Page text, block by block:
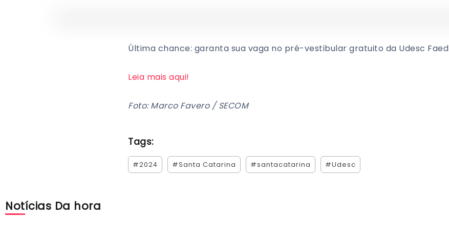
Última chance: garanta sua vaga no pré-vestibular gratuito da Udesc Faed
Leia mais aqui!
Foto: Marco Favero / SECOM
Tags:
#2024 #Santa Catarina #santacatarina #Udesc
Notícias Da hora